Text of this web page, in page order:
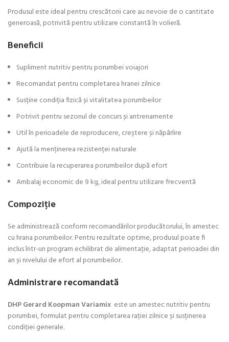
Produsul este ideal pentru crescătorii care au nevoie de o cantitate
generoasă, potrivită pentru utilizare constantă în volieră.
Beneficii
Supliment nutritiv pentru porumbei voiajori
Recomandat pentru completarea hranei zilnice
Susține condiția fizică și vitalitatea porumbeilor
Potrivit pentru sezonul de concurs și antrenamente
Util în perioadele de reproducere, creștere și năpârlire
Ajută la menținerea rezistenței naturale
Contribuie la recuperarea porumbeilor după efort
Ambalaj economic de 9 kg, ideal pentru utilizare frecventă
Compoziție
Se administrează conform recomandărilor producătorului, în amestec
cu hrana porumbeilor. Pentru rezultate optime, produsul poate fi
inclus într-un program echilibrat de alimentație, adaptat perioadei din
an și nivelului de efort al porumbeilor.
Administrare recomandată
DHP Gerard Koopman Variamix este un amestec nutritiv pentru
porumbei, formulat pentru completarea rației zilnice și susținerea
condiției generale.